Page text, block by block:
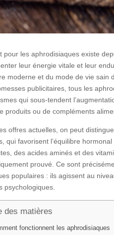
pour les aphrodisiaques existe
leur énergie vitale et leur
moderne et du mode de vie sain
publicitaires, tous les
qui sous-tendent
produits ou de compléments
offres actuelles, on peut
qui favorisent l’équilibre
des acides aminés et des
prouvé. Ce sont
populaires : ils agissent au
psychologiques.
des matières
fonctionnent les aphrodisiaques